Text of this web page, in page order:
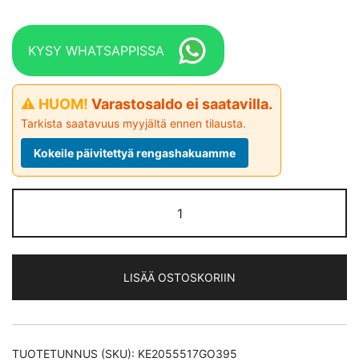
KYSY WHATSAPPISSA
⚠ HUOM! Varastosaldo ei saatavilla.
Tarkista saatavuus myyjältä ennen tilausta.
Kokeile päivitettyä rengashakuamme
EFFICIENTGRIP
PERFORMANCE FP
kesärengas
205/55-
17
määrä
LISÄÄ OSTOSKORIIN
TUOTETUNNUS (SKU): KE2055517GO395